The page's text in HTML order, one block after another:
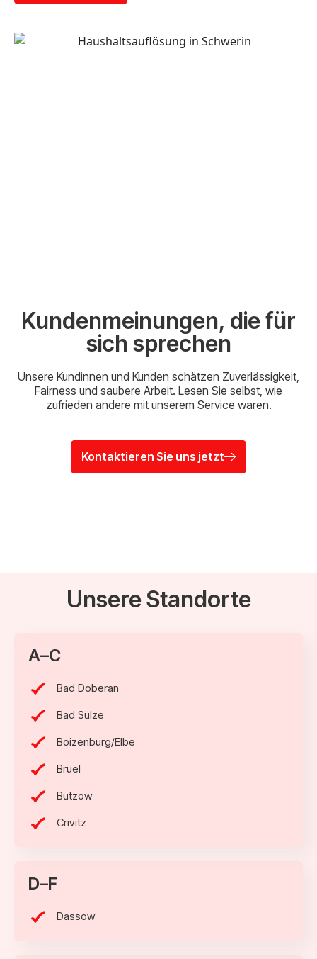
Kundenmeinungen, die für
sich sprechen
Unsere Kundinnen und Kunden schätzen Zuverlässigkeit,
Fairness und saubere Arbeit. Lesen Sie selbst, wie
zufrieden andere mit unserem Service waren.
Kontaktieren Sie uns jetzt
Unsere Standorte
A–C
Bad Doberan
Bad Sülze
Boizenburg/Elbe
Brüel
Bützow
Crivitz
D–F
Dassow